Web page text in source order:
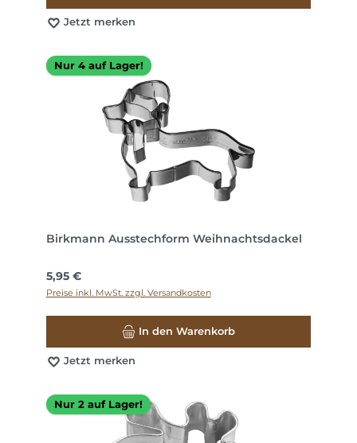
Jetzt merken
Nur 4 auf Lager!
Birkmann Ausstechform Weihnachtsdackel
Regulärer Preis:
5,95 €
Preise inkl. MwSt. zzgl. Versandkosten
In den Warenkorb
Jetzt merken
Nur 2 auf Lager!